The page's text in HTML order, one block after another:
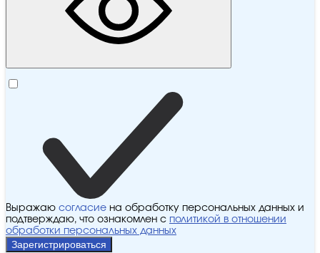
Выражаю согласие на обработку персональных данных и
подтверждаю, что ознакомлен с политикой в отношении
обработки персональных данных
Зарегистрироваться